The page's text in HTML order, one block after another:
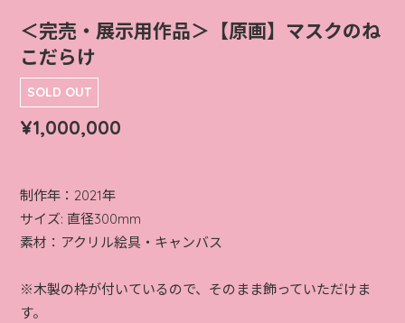
＜完売・展示用作品＞【原画】マスクのね
こだらけ
¥1,000,000
SOLD OUT
制作年：2021年
サイズ: 直径300mm
素材：アクリル絵具・キャンバス
※木製の枠が付いているので、そのまま飾っていただけま
す。